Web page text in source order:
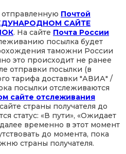
Почтой
САЙТЕ
. На сайте Почта России
посылка будет
таможни России
это происходит не ранее
отправки посылки (в
тарифа доставки "АВИА" /
посылки отслеживаются
сайте отслеживания
страны получателя до
статус: «В пути», «Ожидает
временно в этот момент
до момента, пока
страны получателя.